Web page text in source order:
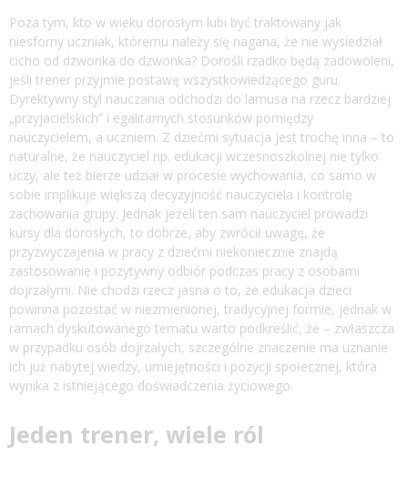
Poza tym, kto w wieku dorosłym lubi być traktowany jak
niesforny uczniak, któremu należy się nagana, że nie wysiedział
cicho od dzwonka do dzwonka? Dorośli rzadko będą zadowoleni,
jeśli trener przyjmie postawę wszystkowiedzącego guru.
Dyrektywny styl nauczania odchodzi do lamusa na rzecz bardziej
„przyjacielskich” i egalitarnych stosunków pomiędzy
nauczycielem, a uczniem. Z dziećmi sytuacja jest trochę inna – to
naturalne, że nauczyciel np. edukacji wczesnoszkolnej nie tylko
uczy, ale też bierze udział w procesie wychowania, co samo w
sobie implikuje większą decyzyjność nauczyciela i kontrolę
zachowania grupy. Jednak jeżeli ten sam nauczyciel prowadzi
kursy dla dorosłych, to dobrze, aby zwrócił uwagę, że
przyzwyczajenia w pracy z dziećmi niekoniecznie znajdą
zastosowanie i pozytywny odbiór podczas pracy z osobami
dojrzałymi. Nie chodzi rzecz jasna o to, że edukacja dzieci
powinna pozostać w niezmienionej, tradycyjnej formie, jednak w
ramach dyskutowanego tematu warto podkreślić, że – zwłaszcza
w przypadku osób dojrzałych, szczególne znaczenie ma uznanie
ich już nabytej wiedzy, umiejętności i pozycji społecznej, która
wynika z istniejącego doświadczenia życiowego.
Jeden trener, wiele ról